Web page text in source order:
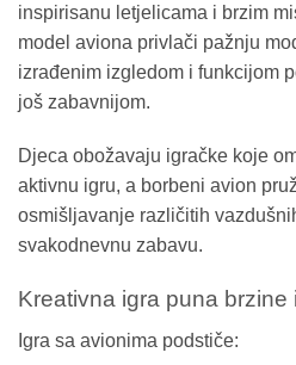
inspirisanu letjelicama i brzim
model aviona privlači pažnju
izrađenim izgledom i funkcijom
još zabavnijom.
Djeca obožavaju igračke koje
aktivnu igru, a borbeni avion
osmišljavanje različitih
svakodnevnu zabavu.
Kreativna igra puna brzine
Igra sa avionima podstiče: